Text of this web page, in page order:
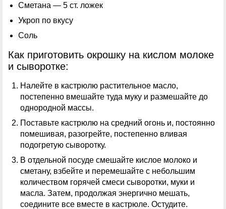
Сметана — 5 ст. ложек
Укроп по вкусу
Соль
Как приготовить окрошку на кислом молоке
и сыворотке:
Налейте в кастрюлю растительное масло,
постепенно вмешайте туда муку и размешайте до
однородной массы.
Поставьте кастрюлю на средний огонь и, постоянно
помешивая, разогрейте, постепенно вливая
подогретую сыворотку.
В отдельной посуде смешайте кислое молоко и
сметану, взбейте и перемешайте с небольшим
количеством горячей смеси сыворотки, муки и
масла. Затем, продолжая энергично мешать,
соедините все вместе в кастрюле. Остудите.